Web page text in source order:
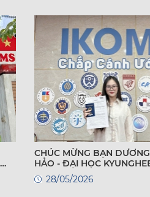
CHÚC MỪNG BẠN DƯƠNG
HẢO - ĐẠI HỌC
QUỐC
28/05/2026